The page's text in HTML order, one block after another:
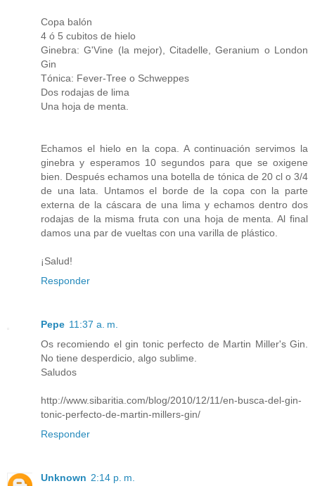
Copa balón
4 ó 5 cubitos de hielo
Ginebra: G'Vine (la mejor), Citadelle, Geranium o London
Gin
Tónica: Fever-Tree o Schweppes
Dos rodajas de lima
Una hoja de menta.
Echamos el hielo en la copa. A continuación servimos la
ginebra y esperamos 10 segundos para que se oxigene
bien. Después echamos una botella de tónica de 20 cl o 3/4
de una lata. Untamos el borde de la copa con la parte
externa de la cáscara de una lima y echamos dentro dos
rodajas de la misma fruta con una hoja de menta. Al final
damos una par de vueltas con una varilla de plástico.
¡Salud!
Responder
Pepe 11:37 a. m.
Os recomiendo el gin tonic perfecto de Martin Miller's Gin.
No tiene desperdicio, algo sublime.
Saludos
http://www.sibaritia.com/blog/2010/12/11/en-busca-del-gin-
tonic-perfecto-de-martin-millers-gin/
Responder
Unknown 2:14 p. m.